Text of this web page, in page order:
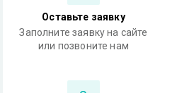
Оставьте заявку
Заполните заявку на сайте
или позвоните нам